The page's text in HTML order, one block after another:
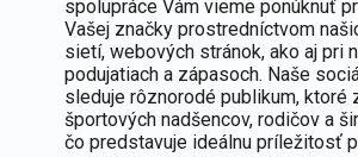
spolupráce Vám vieme ponúknuť
Vašej značky prostredníctvom
sietí, webových stránok, ako aj pri
podujatiach a zápasoch. Naše
sleduje rôznorodé publikum, ktoré
športových nadšencov, rodičov a
čo predstavuje ideálnu príležitosť